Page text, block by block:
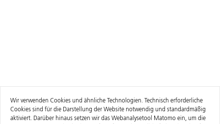
Wir verwenden Cookies und ähnliche Technologien. Technisch erforderliche
Cookies sind für die Darstellung der Website notwendig und standardmäßig
aktiviert. Darüber hinaus setzen wir das Webanalysetool Matomo ein, um die